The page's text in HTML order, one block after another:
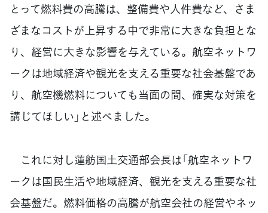
とって燃料費の高騰は、整備費や人件費など、さま
ざまなコストが上昇する中で非常に大きな負担とな
り、経営に大きな影響を与えている。航空ネットワ
ークは地域経済や観光を支える重要な社会基盤であ
り、航空機燃料についても当面の間、確実な対策を
講じてほしい」と述べました。
これに対し蓮舫国土交通部会長は「航空ネットワ
ークは国民生活や地域経済、観光を支える重要な社
会基盤だ。燃料価格の高騰が航空会社の経営やネッ